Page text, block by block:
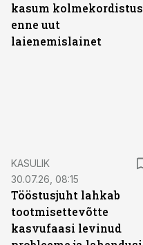
kasum kolmekordistus
enne uut
laienemislainet
KASULIK
30.07.26, 08:15
Tööstusjuht lahkab
tootmisettevõtte
kasvufaasi levinud